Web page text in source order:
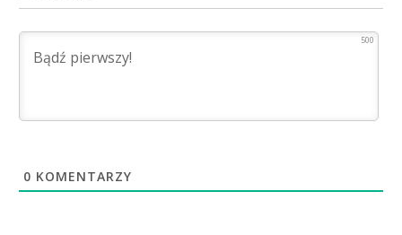
500
0 KOMENTARZY